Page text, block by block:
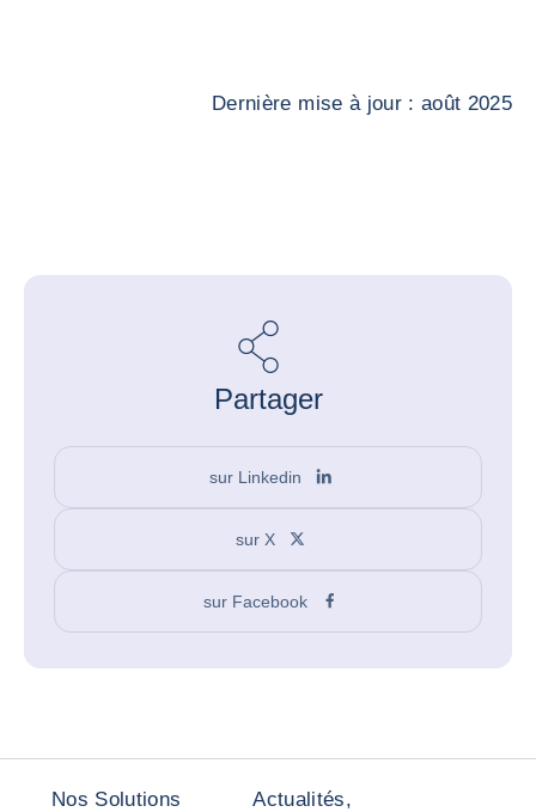
Dernière mise à jour : août 2025
Partager
sur Linkedin
sur X
sur Facebook
Nos Solutions
Actualités,